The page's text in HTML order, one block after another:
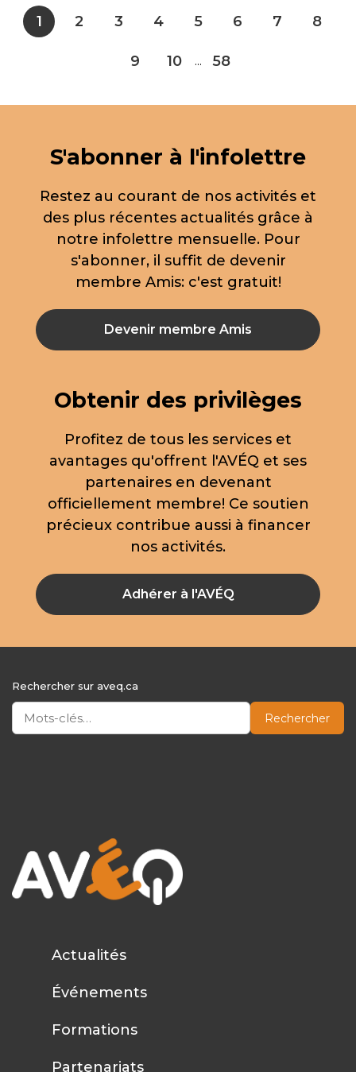
1 2 3 4 5 6 7 8
9 10 ... 58
S'abonner à l'infolettre
Restez au courant de nos activités et
des plus récentes actualités grâce à
notre infolettre mensuelle. Pour
s'abonner, il suffit de devenir
membre Amis: c'est gratuit!
Devenir membre Amis
Obtenir des privilèges
Profitez de tous les services et
avantages qu'offrent l'AVÉQ et ses
partenaires en devenant
officiellement membre! Ce soutien
précieux contribue aussi à financer
nos activités.
Adhérer à l'AVÉQ
Rechercher sur aveq.ca
Rechercher
Actualités
Événements
Formations
Partenariats